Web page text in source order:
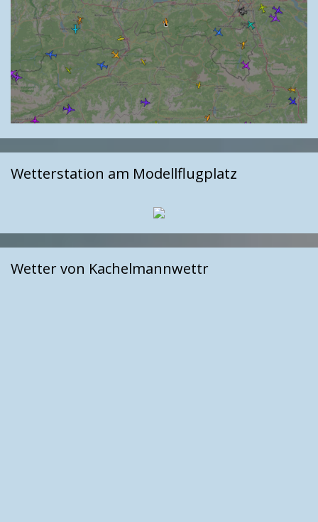
Wetterstation am Modellflugplatz
Wetter von Kachelmannwettr